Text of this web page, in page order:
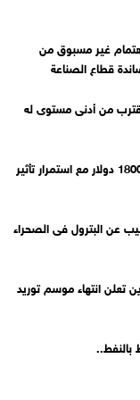
اهتمام غير مسبوق من
قطاع الصناعة
من أدنى مستوى له
الذهب يتماسك فوق مستوى 1800 دولار مع استمرار تأثير
عن البترول فى الصحراء
تعلن انتهاء موسم توريد
بالنفط..